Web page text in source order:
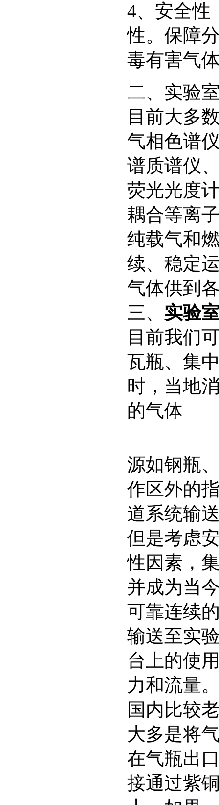
4、安全性
性。保障
毒有害气
二、实验
目前大多
气相色谱
谱质谱仪
荧光光度
耦合等离
纯载气和
续、稳定
气体供到
三、 实验
目前我们
瓦瓶、集
时，当地
的气体
源如钢瓶
作区外的
道系统输
但是考虑
性因素，
并成为当
可靠连续
输送至实
台上的使
力和流量
国内比较
大多是将
在气瓶出
接通过紫